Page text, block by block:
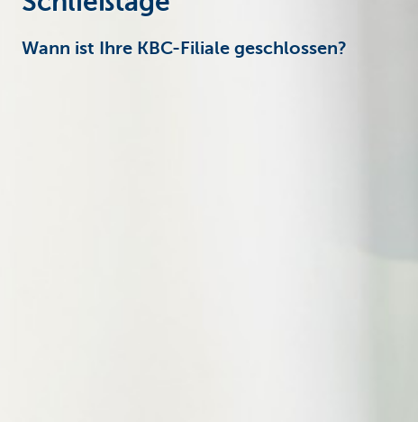
Wann ist Ihre KBC-Filiale geschlossen?